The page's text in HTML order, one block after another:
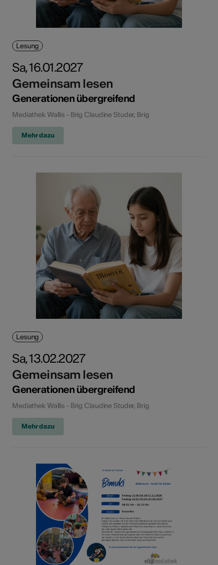
Lesung
Sa, 16.01.2027
Gemeinsam lesen
Generationen übergreifend
Mediathek Wallis - Brig Claudine Studer, Brig
Mehr dazu
Lesung
Sa, 13.02.2027
Gemeinsam lesen
Generationen übergreifend
Mediathek Wallis - Brig Claudine Studer, Brig
Mehr dazu